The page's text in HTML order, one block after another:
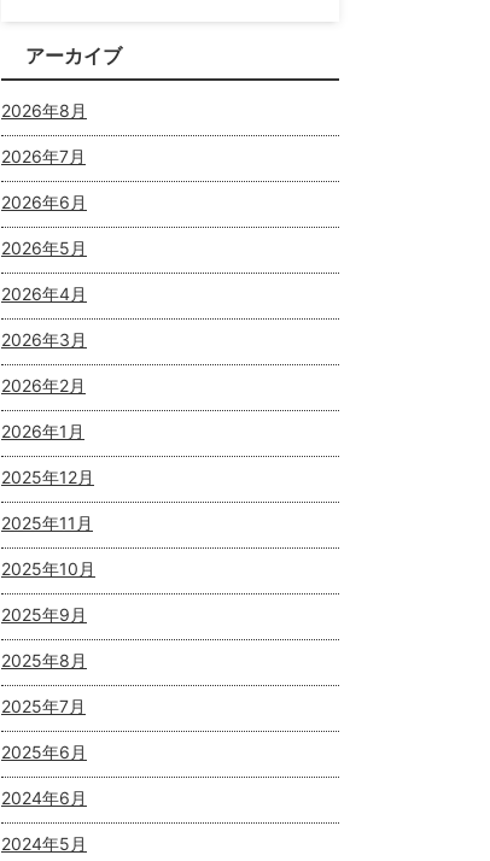
アーカイブ
2026年8月
2026年7月
2026年6月
2026年5月
2026年4月
2026年3月
2026年2月
2026年1月
2025年12月
2025年11月
2025年10月
2025年9月
2025年8月
2025年7月
2025年6月
2024年6月
2024年5月